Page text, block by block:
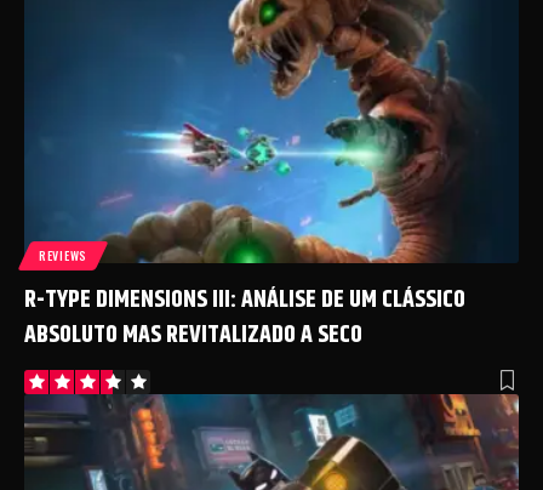
REVIEWS
R-TYPE DIMENSIONS III: ANÁLISE DE UM CLÁSSICO
ABSOLUTO MAS REVITALIZADO A SECO